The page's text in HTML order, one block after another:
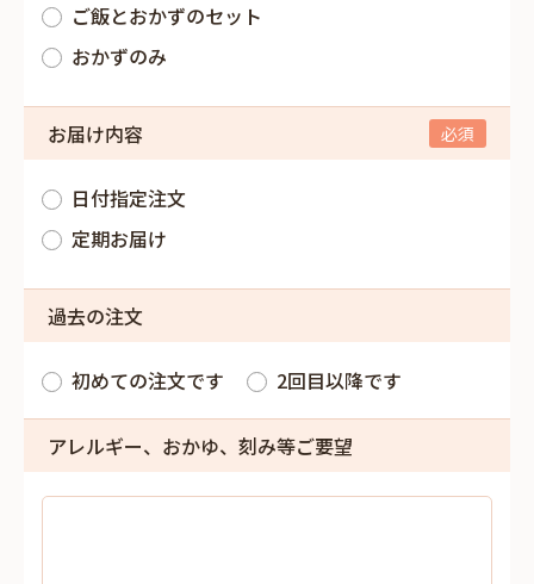
ご飯とおかずのセット
おかずのみ
お届け内容
日付指定注文
定期お届け
過去の注文
初めての注文です 2回目以降です
アレルギー、おかゆ、刻み等ご要望